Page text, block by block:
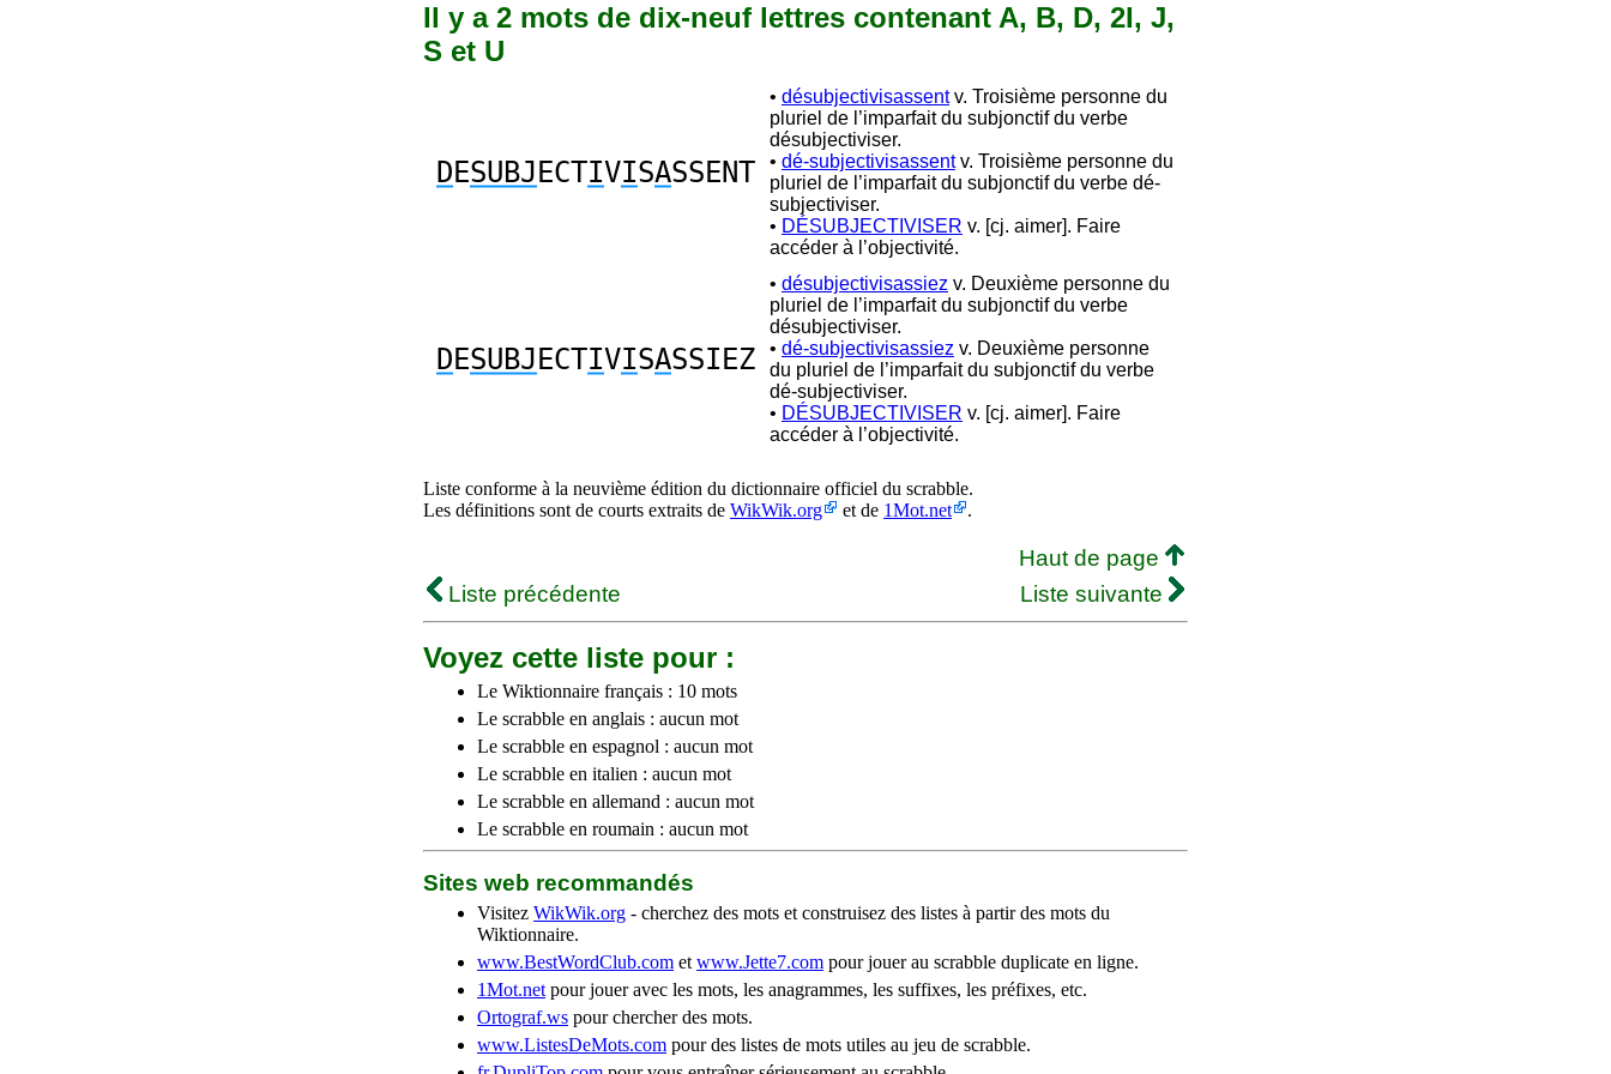
Il y a 2 mots de dix-neuf lettres contenant A, B, D, 2I, J,
S et U
DESUBJ ECTIVISASSENT
• désubjectivisassentv. Troisième personne du
pluriel de l’imparfait du subjonctif du verbe
désubjectiviser.
• dé-subjectivisassentv. Troisième personne du
pluriel de l’imparfait du subjonctif du verbe dé-
subjectiviser.
• DÉSUBJECTIVISER v. [cj. aimer]. Faire
accéder à l’objectivité.
DESUBJ ECTIVISASSIEZ
• désubjectivisassiez v. Deuxième personne du
pluriel de l’imparfait du subjonctif du verbe
désubjectiviser.
• dé-subjectivisassiez v. Deuxième personne
du pluriel de l’imparfait du subjonctif du verbe
dé-subjectiviser.
• DÉSUBJECTIVISER v. [cj. aimer]. Faire
accéder à l’objectivité.
Liste conforme à la neuvième édition du dictionnaire officiel du scrabble.
Les définitions sont de courts extraits de WikWik.org et de 1Mot.net .
Haut de page
Liste précédente
Liste suivante
Voyez cette liste pour :
Le Wiktionnaire français : 10 mots
Le scrabble en anglais : aucun mot
Le scrabble en espagnol : aucun mot
Le scrabble en italien : aucun mot
Le scrabble en allemand : aucun mot
Le scrabble en roumain : aucun mot
Sites web recommandés
Visitez WikWik.org - cherchez des mots et construisez des listes à partir des mots du
Wiktionnaire.
www.BestWordClub.com et www.Jette7.com pour jouer au scrabble duplicate en ligne.
1Mot.net pour jouer avec les mots, les anagrammes, les suffixes, les préfixes, etc.
Ortograf.ws pour chercher des mots.
www.ListesDeMots.com pour des listes de mots utiles au jeu de scrabble.